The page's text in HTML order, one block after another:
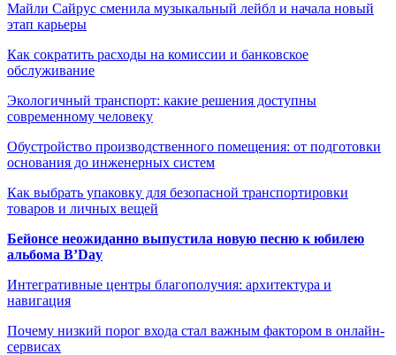
Майли Сайрус сменила музыкальный лейбл и начала новый
этап карьеры
Как сократить расходы на комиссии и банковское
обслуживание
Экологичный транспорт: какие решения доступны
современному человеку
Обустройство производственного помещения: от подготовки
основания до инженерных систем
Как выбрать упаковку для безопасной транспортировки
товаров и личных вещей
Бейонсе неожиданно выпустила новую песню к юбилею
альбома B’Day
Интегративные центры благополучия: архитектура и
навигация
Почему низкий порог входа стал важным фактором в онлайн-
сервисах